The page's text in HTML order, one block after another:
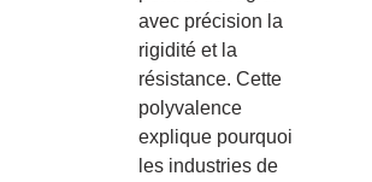
avec précision la
rigidité et la
résistance. Cette
polyvalence
explique pourquoi
les industries de